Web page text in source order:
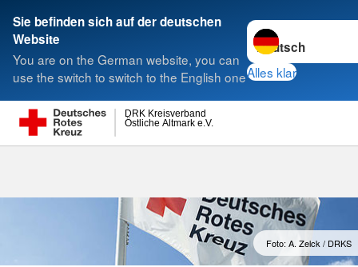
Sie befinden sich auf der deutschen
Website
You are on the German website, you can
use the switch to switch to the English one
Sprache wechseln
Alles klar
Östliche Altmark e.V.
DRK Kreisverband
Suche
Kreisverbände
Foto: A. Zelck / DRKS